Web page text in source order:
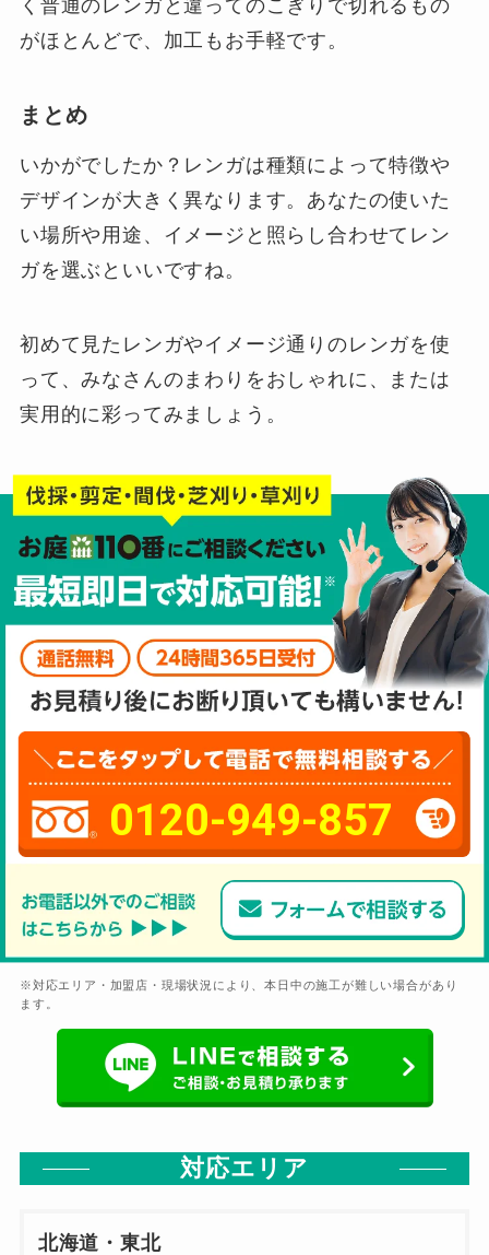
く普通のレンガと違ってのこぎりで切れるもの
がほとんどで、加工もお手軽です。
まとめ
いかがでしたか？レンガは種類によって特徴や
デザインが大きく異なります。あなたの使いた
い場所や用途、イメージと照らし合わせてレン
ガを選ぶといいですね。
初めて見たレンガやイメージ通りのレンガを使
って、みなさんのまわりをおしゃれに、または
実用的に彩ってみましょう。
0120-949-857
※対応エリア・加盟店・現場状況により、本日中の施工が難しい場合があり
ます。
対応エリア
北海道・東北